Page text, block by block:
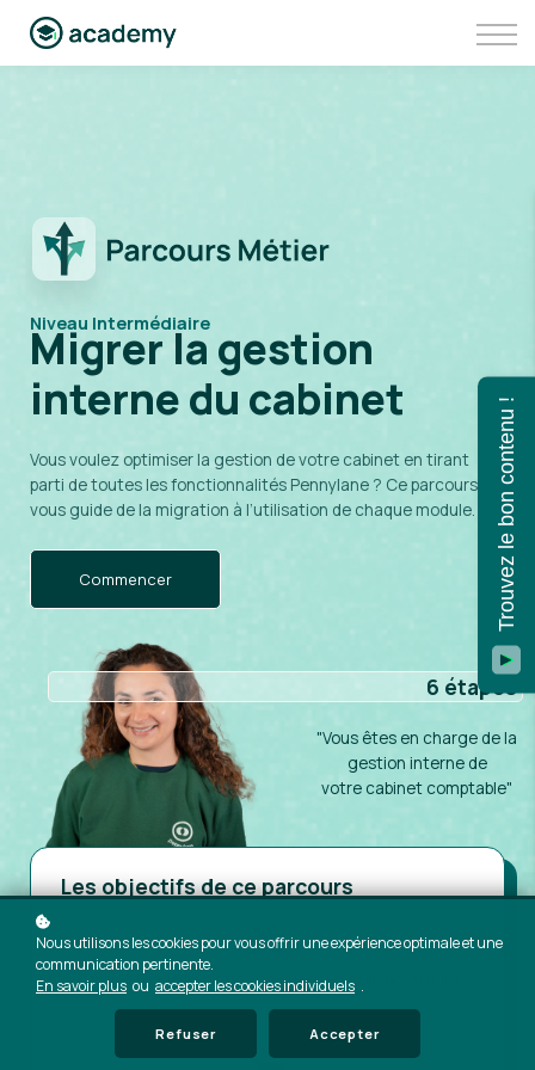
Aller sur Pennylane
Niveau Intermédiaire
Migrer la gestion
interne du cabinet
Vous voulez optimiser la gestion de votre cabinet en tirant
parti de toutes les fonctionnalités Pennylane ? Ce parcours
vous guide de la migration à l’utilisation de chaque module.
Commencer
6 étapes
"Vous êtes en chargede la
gestion interne de
votre cabinet comptable"
Les objectifs de ce parcours
Paramétrer le cabinet et ajouter les collaborateurs
Nous utilisons les cookies pour vous offrir une expérience optimale et une
communication pertinente.
En savoir plus ou accepter les cookies individuels .
Refuser Accepter
Trouvez le bon contenu !